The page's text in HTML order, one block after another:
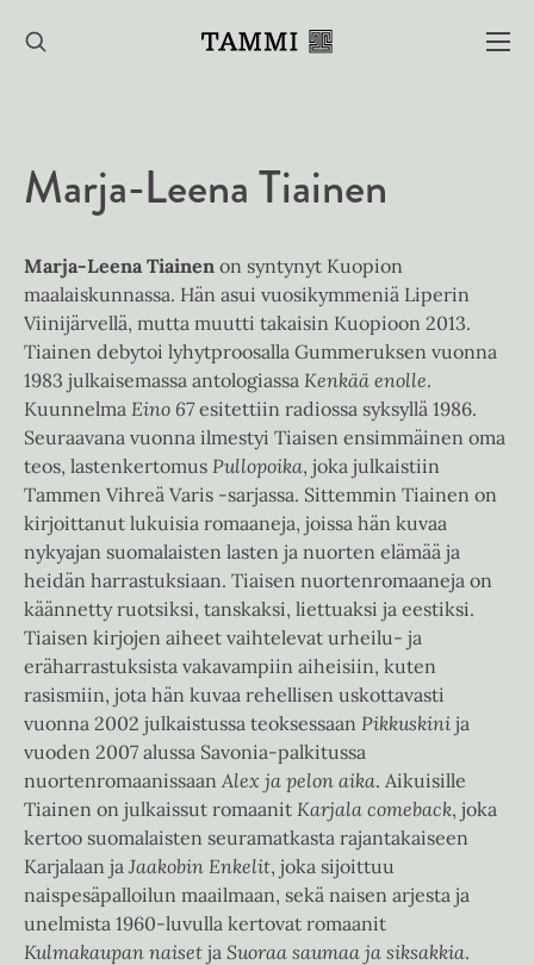
sisältöön
Marja-Leena Tiainen
Marja-Leena Tiainen on syntynyt Kuopion
maalaiskunnassa. Hän asui vuosikymmeniä Liperin
Viinijärvellä, mutta muutti takaisin Kuopioon 2013.
Tiainen debytoi lyhytproosalla Gummeruksen vuonna
1983 julkaisemassa antologiassa Kenkää enolle.
Kuunnelma Eino 67esitettiin radiossa syksyllä 1986.
Seuraavana vuonna ilmestyi Tiaisen ensimmäinen oma
teos, lastenkertomus Pullopoika, joka julkaistiin
Tammen Vihreä Varis -sarjassa. Sittemmin Tiainen on
kirjoittanut lukuisia romaaneja, joissa hän kuvaa
nykyajan suomalaisten lasten ja nuorten elämää ja
heidän harrastuksiaan. Tiaisen nuortenromaaneja on
käännetty ruotsiksi, tanskaksi, liettuaksi ja eestiksi.
Tiaisen kirjojen aiheet vaihtelevat urheilu- ja
eräharrastuksista vakavampiin aiheisiin, kuten
rasismiin, jota hän kuvaa rehellisen uskottavasti
vuonna 2002 julkaistussa teoksessaan Pikkuskini ja
vuoden 2007 alussa Savonia-palkitussa
nuortenromaanissaan Alex ja pelon aika. Aikuisille
Tiainen on julkaissut romaanit Karjala comeback, joka
kertoo suomalaisten seuramatkasta rajantakaiseen
Karjalaan ja Jaakobin Enkelit, joka sijoittuu
naispesäpalloilun maailmaan, sekä naisen arjesta ja
unelmista 1960-luvulla kertovat romaanit
Kulmakaupan naiset ja Suoraa saumaa ja siksakkia.